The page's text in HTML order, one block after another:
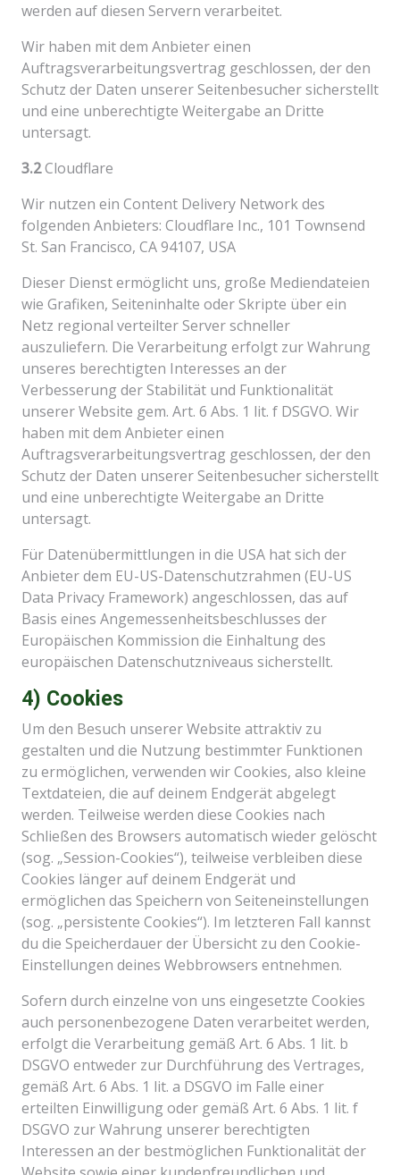
werden auf diesen Servern verarbeitet.
Wir haben mit dem Anbieter einen
Auftragsverarbeitungsvertrag geschlossen, der den
Schutz der Daten unserer Seitenbesucher sicherstellt
und eine unberechtigte Weitergabe an Dritte
untersagt.
3.2Cloudflare
Wir nutzen ein Content Delivery Network des
folgenden Anbieters: Cloudflare Inc., 101 Townsend
St. San Francisco, CA 94107, USA
Dieser Dienst ermöglicht uns, große Mediendateien
wie Grafiken, Seiteninhalte oder Skripte über ein
Netz regional verteilter Server schneller
auszuliefern. Die Verarbeitung erfolgt zur Wahrung
unseres berechtigten Interesses an der
Verbesserung der Stabilität und Funktionalität
unserer Website gem. Art. 6 Abs. 1 lit. f DSGVO. Wir
haben mit dem Anbieter einen
Auftragsverarbeitungsvertrag geschlossen, der den
Schutz der Daten unserer Seitenbesucher sicherstellt
und eine unberechtigte Weitergabe an Dritte
untersagt.
Für Datenübermittlungen in die USA hat sich der
Anbieter dem EU-US-Datenschutzrahmen (EU-US
Data Privacy Framework) angeschlossen, das auf
Basis eines Angemessenheitsbeschlusses der
Europäischen Kommission die Einhaltung des
europäischen Datenschutzniveaus sicherstellt.
4) Cookies
Um den Besuch unserer Website attraktiv zu
gestalten und die Nutzung bestimmter Funktionen
zu ermöglichen, verwenden wir Cookies, also kleine
Textdateien, die auf deinem Endgerät abgelegt
werden. Teilweise werden diese Cookies nach
Schließen des Browsers automatisch wieder gelöscht
(sog. „Session-Cookies“), teilweise verbleiben diese
Cookies länger auf deinem Endgerät und
ermöglichen das Speichern von Seiteneinstellungen
(sog. „persistente Cookies“). Im letzteren Fall kannst
du die Speicherdauer der Übersicht zu den Cookie-
Einstellungen deines Webbrowsers entnehmen.
Sofern durch einzelne von uns eingesetzte Cookies
auch personenbezogene Daten verarbeitet werden,
erfolgt die Verarbeitung gemäß Art. 6 Abs. 1 lit. b
DSGVO entweder zur Durchführung des Vertrages,
gemäß Art. 6 Abs. 1 lit. a DSGVO im Falle einer
erteilten Einwilligung oder gemäß Art. 6 Abs. 1 lit. f
DSGVO zur Wahrung unserer berechtigten
Interessen an der bestmöglichen Funktionalität der